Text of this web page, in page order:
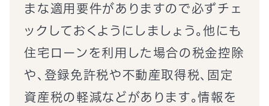
まな適用要件がありますので必ずチェ
ックしておくようにしましょう。他にも
住宅ローンを利用した場合の税金控除
や、登録免許税や不動産取得税、固定
資産税の軽減などがあります。情報を